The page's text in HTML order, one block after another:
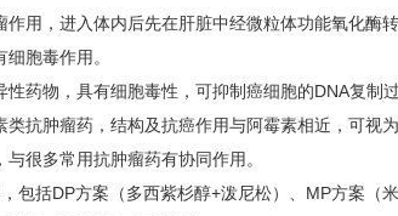
用，进入体内后先在肝脏中经微粒体功能氧化酶
胞毒作用。
药物，具有细胞毒性，可抑制癌细胞的DNA复制
抗肿瘤药，结构及抗癌作用与阿霉素相近，可视
很多常用抗肿瘤药有协同作用。
包括DP方案（多西紫杉醇+泼尼松）、MP方案